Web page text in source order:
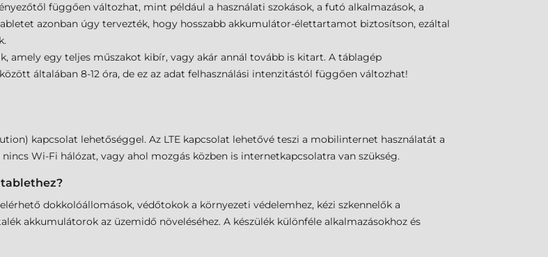
függően változhat, mint például a használati szokások, a futó alkalmazások, a
azonban úgy tervezték, hogy hosszabb akkumulátor-élettartamot biztosítson, ezáltal
amely egy teljes műszakot kibír, vagy akár annál tovább is kitart. A táblagép
általában 8-12 óra, de ez az adat felhasználási intenzitástól függően változhat!
kapcsolat lehetőséggel. Az LTE kapcsolat lehetővé teszi a mobilinternet használatát a
Wi-Fi hálózat, vagy ahol mozgás közben is internetkapcsolatra van szükség.
dokkolóállomások, védőtokok a környezeti védelemhez, kézi szkennelők a
akkumulátorok az üzemidő növeléséhez. A készülék különféle alkalmazásokhoz és